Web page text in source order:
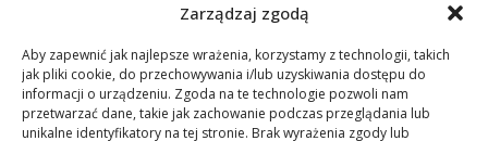
Zarządzaj zgodą
Aby zapewnić jak najlepsze wrażenia, korzystamy z technologii, takich
jak pliki cookie, do przechowywania i/lub uzyskiwania dostępu do
informacji o urządzeniu. Zgoda na te technologie pozwoli nam
przetwarzać dane, takie jak zachowanie podczas przeglądania lub
unikalne identyfikatory na tej stronie. Brak wyrażenia zgody lub
lidera
Daria Dudzik. Kocham Cię
17 kwietnia 2026